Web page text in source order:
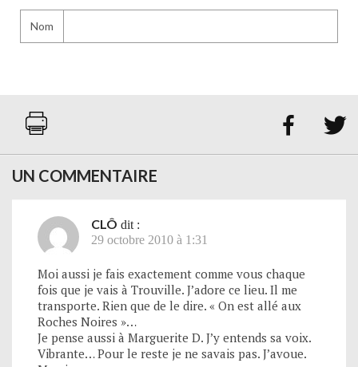
Nom
 
UN COMMENTAIRE
CLÔ dit :
29 octobre 2010 à 1:31
Moi aussi je fais exactement comme vous chaque
fois que je vais à Trouville. J’adore ce lieu. Il me
transporte. Rien que de le dire. « On est allé aux
Roches Noires »…
Je pense aussi à Marguerite D. J’y entends sa voix.
Vibrante… Pour le reste je ne savais pas. J’avoue.